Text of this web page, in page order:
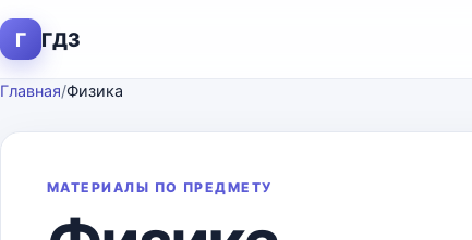
Г ГДЗ
Главная/Физика
МАТЕРИАЛЫ ПО ПРЕДМЕТУ